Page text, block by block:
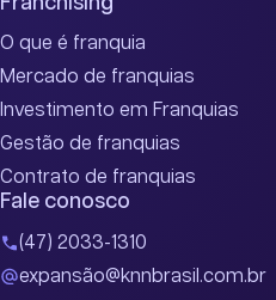
O que é franquia
Mercado de franquias
Investimento em Franquias
Gestão de franquias
Contrato de franquias
Fale conosco
(47) 2033-1310
expansão@knnbrasil.com.br